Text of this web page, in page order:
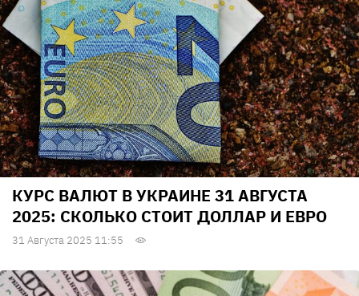
КУРС ВАЛЮТ В УКРАИНЕ 31 АВГУСТА
2025: СКОЛЬКО СТОИТ ДОЛЛАР И ЕВРО
31 Августа 2025 11:55